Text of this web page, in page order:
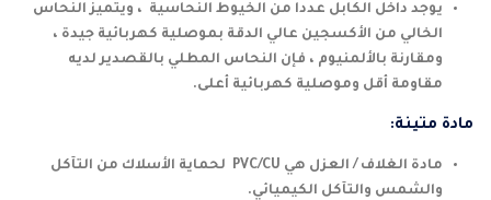
يوجد داخل الكابل عددا من الخيوط النحاسية ، ويتميز النحاس
الخالي من الأكسجين عالي الدقة بموصلية كهربائية جيدة ،
ومقارنة بالألمنيوم ، فإن النحاس المطلي بالقصدير لديه
مقاومة أقل وموصلية كهربائية أعلى.
مادة متينة:
مادة الغلاف / العزل هي PVC/CU لحماية الأسلاك من التآكل
والشمس والتآكل الكيميائي.